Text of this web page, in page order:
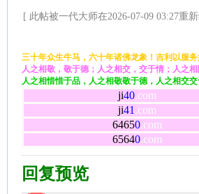
[ 此帖被一代大师在2026-07-09 03:27重
三十年众生牛马，六十年诸佛龙象！吉利以服
人之相敬，敬于德；人之相交，交于情；人之
人之相惜惜于品，人之相敬敬于德，人之相交
ji40.com
ji41 .com
64650.com
65640.com
回复预览